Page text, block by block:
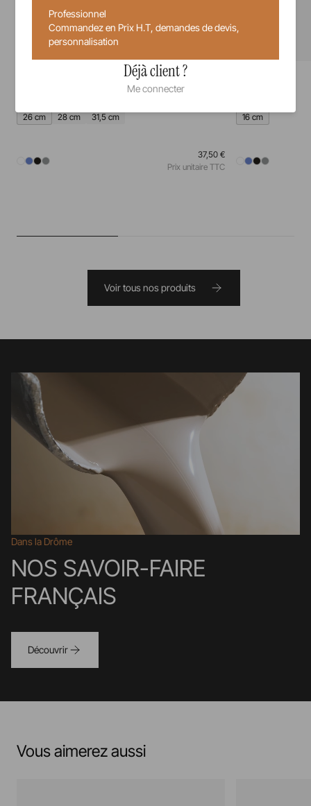
26 cm 28 cm 31,5 cm
37,50 €
Prix unitaire TTC
16 cm
Voir tous nos produits
Dans la Drôme
NOS SAVOIR-FAIRE
FRANÇAIS
Découvrir
Vous aimerez aussi
Professionnel
Commandez en Prix H.T, demandes de devis,
personnalisation
Déjà client ?
Me connecter